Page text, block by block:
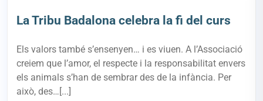
La Tribu Badalona celebra la fi del curs
Els valors també s’ensenyen… i es viuen. A l’Associació
creiem que l’amor, el respecte i la responsabilitat envers
els animals s’han de sembrar des de la infància. Per
això, des…[...]